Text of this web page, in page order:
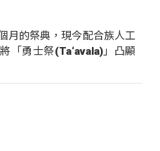
月的祭典，現今配合族人工
「勇士祭(Ta‘avala)」凸顯